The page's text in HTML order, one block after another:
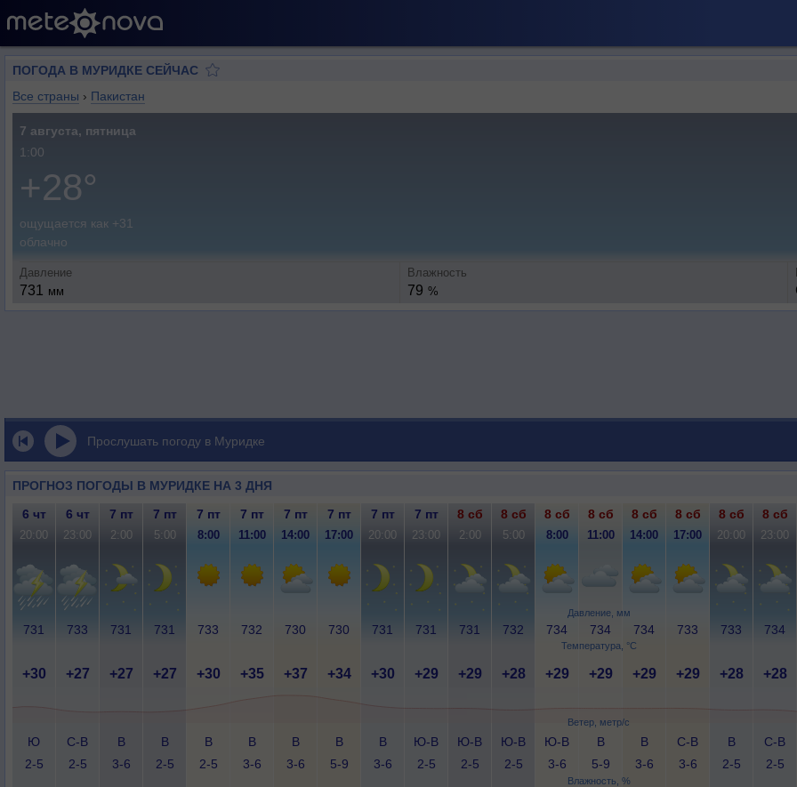
ПОГОДА В МУРИДКЕ СЕЙЧАС
Все страны › Пакистан
7 августа, пятница
1:00
+28°
ощущается как +31
облачно
Давление
731 мм
Влажность
79 %
Прослушать погоду в Муридке
ПРОГНОЗ ПОГОДЫ В МУРИДКЕ НА 3 ДНЯ
Давление, мм
Температура, °C
Ветер, метр/с
Влажность, %
6 чт 6 чт 7 пт 7 пт 7 пт 7 пт 7 пт 7 пт 7 пт 7 пт 8 сб 8 сб 8 сб 8 сб 8 сб 8 сб 8 сб 8 сб
20:00 23:00 2:00 5:00 8:00 11:00 14:00 17:00 20:00 23:00 2:00 5:00 8:00 11:00 14:00 17:00 20:00 23:00
731 733 731 731 733 732 730 730 731 731 731 732 734 734 734 733 733 734
+30 +27 +27 +27 +30 +35 +37 +34 +30 +29 +29 +28 +29 +29 +29 +29 +28 +28
Ю
2-5
С-В
2-5
В
3-6
В
2-5
В
2-5
В
3-6
В
3-6
В
5-9
В
3-6
Ю-В
2-5
Ю-В
2-5
Ю-В
2-5
Ю-В
3-6
В
5-9
В
3-6
С-В
3-6
В
2-5
С-В
2-5